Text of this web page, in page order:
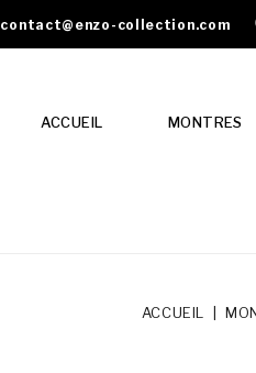
contact@enzo-collection.com
ACCUEIL MONTRES
ACCUEIL